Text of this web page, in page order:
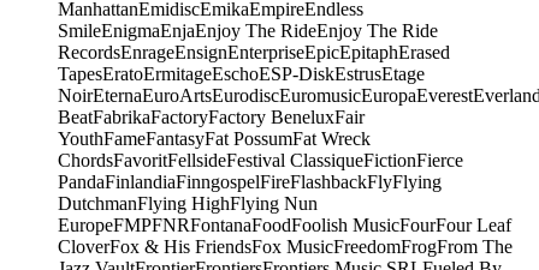
ManhattanEmidiscEmikaEmpireEndless
SmileEnigmaEnjaEnjoy The RideEnjoy The Ride
RecordsEnrageEnsignEnterpriseEpicEpitaphErased
TapesEratoErmitageEschoESP-DiskEstrusEtage
NoirEternaEuroArtsEurodiscEuromusicEuropaEverest
BeatFabrikaFactoryFactory BeneluxFair
YouthFameFantasyFat PossumFat Wreck
ChordsFavoritFellsideFestival ClassiqueFictionFierce
PandaFinlandiaFinngospelFireFlashbackFlyFlying
DutchmanFlying HighFlying Nun
EuropeFMPFNRFontanaFoodFoolish MusicFourFour Leaf
CloverFox & His FriendsFox MusicFreedomFrogFrom The